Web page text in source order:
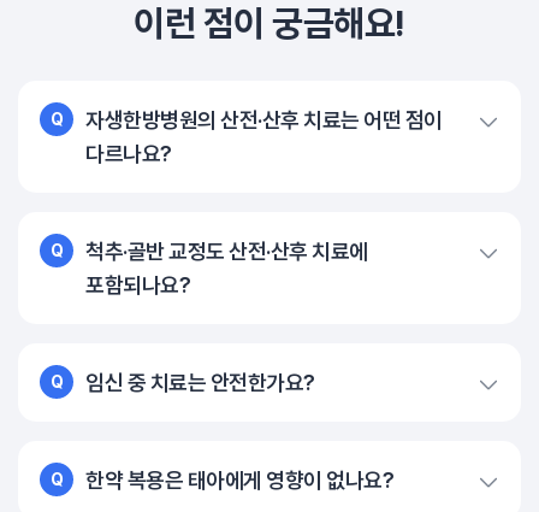
이런 점이 궁금해요!
Q
자생한방병원의 산전·산후 치료는 어떤 점이
다르나요?
Q
척추·골반 교정도 산전·산후 치료에
포함되나요?
Q 임신 중 치료는 안전한가요?
Q 한약 복용은 태아에게 영향이 없나요?